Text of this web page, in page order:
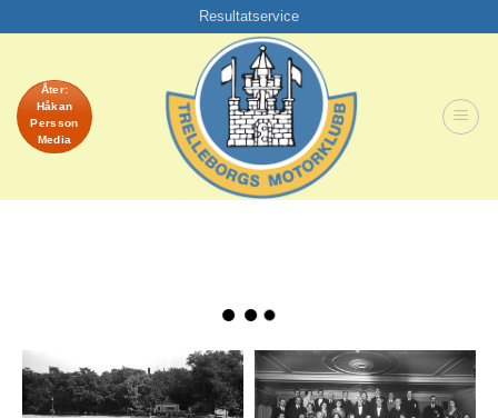
Resultatservice
Åter:
Håkan
Persson
Media